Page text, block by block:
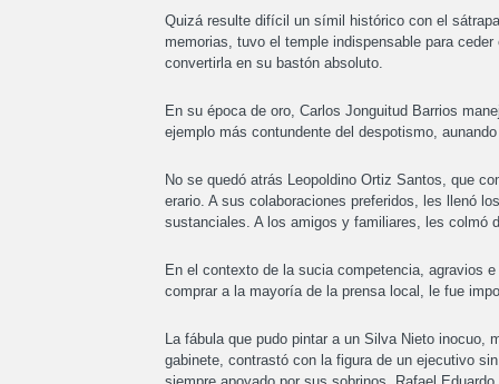
Quizá resulte difícil un símil histórico con el
memorias, tuvo el temple indispensable para
convertirla en su bastón absoluto.
En su época de oro, Carlos Jonguitud Barrios
ejemplo más contundente del despotismo,
No se quedó atrás Leopoldino Ortiz Santos, que
erario. A sus colaboraciones preferidos, les llenó
sustanciales. A los amigos y familiares, les colmó
En el contexto de la sucia competencia, agravios
comprar a la mayoría de la prensa local, le fue
La fábula que pudo pintar a un Silva Nieto inocuo,
gabinete, contrastó con la figura de un ejecutivo